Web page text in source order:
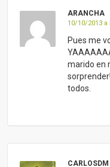
ARANCHA
10/10/2013 a
Pues me
marido en
todos.
CARLOSDM